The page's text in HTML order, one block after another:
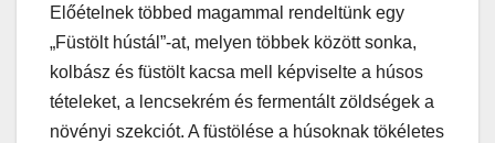
Előételnek többed magammal rendeltünk egy
„Füstölt hústál”-at, melyen többek között sonka,
kolbász és füstölt kacsa mell képviselte a húsos
tételeket, a lencsekrém és fermentált zöldségek a
növényi szekciót. A füstölése a húsoknak tökéletes